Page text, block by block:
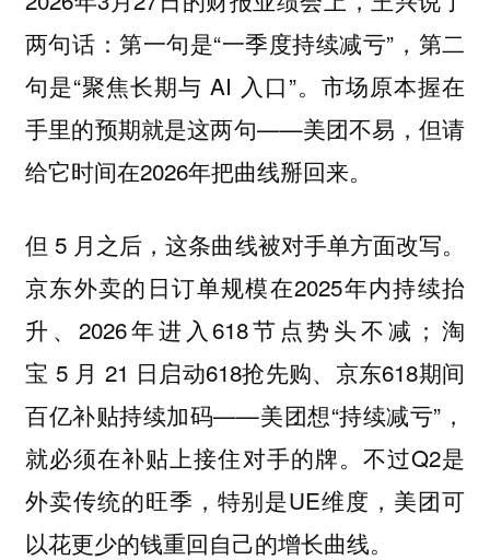
两句话：第一句是“一季度持续减亏”，第二
句是“聚焦长期与 AI 入口”。市场原本握在
手里的预期就是这两句——美团不易，但请
给它时间在2026年把曲线掰回来。
但 5 月之后，这条曲线被对手单方面改写。
京东外卖的日订单规模在2025年内持续抬
升、2026年进入618节点势头不减；淘
宝 5 月 21 日启动618抢先购、京东618期间
百亿补贴持续加码——美团想“持续减亏”，
就必须在补贴上接住对手的牌。不过Q2是
外卖传统的旺季，特别是UE维度，美团可
以花更少的钱重回自己的增长曲线。